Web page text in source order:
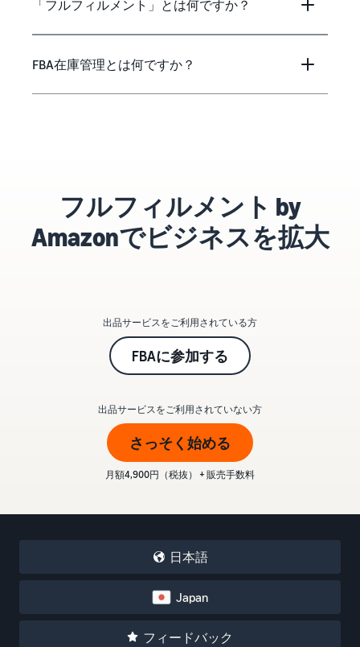
「フルフィルメント」とは何ですか？
FBA在庫管理とは何ですか？
フルフィルメント by
Amazonでビジネスを拡大
出品サービスをご利用されている方
FBAに参加する
出品サービスをご利用されていない方
さっそく始める
月額4,900円（税抜） + 販売手数料
日本語
Japan
フィードバック